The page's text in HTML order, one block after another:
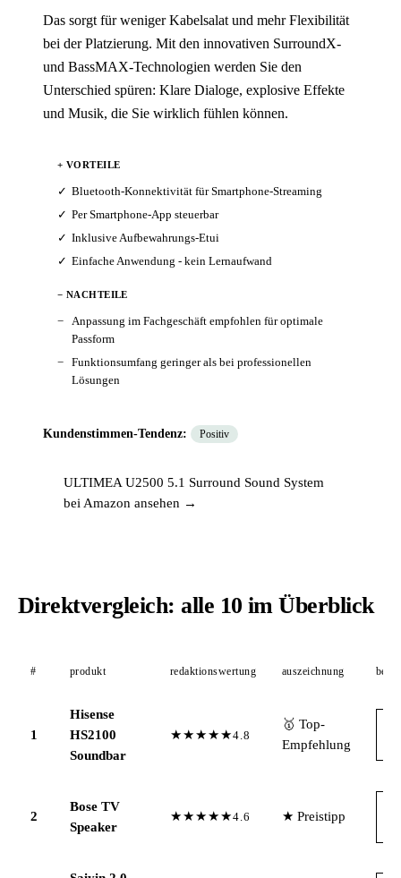
Das sorgt für weniger Kabelsalat und mehr Flexibilität
bei der Platzierung. Mit den innovativen SurroundX-
und BassMAX-Technologien werden Sie den
Unterschied spüren: Klare Dialoge, explosive Effekte
und Musik, die Sie wirklich fühlen können.
+ VORTEILE
Bluetooth-Konnektivität für Smartphone-Streaming
Per Smartphone-App steuerbar
Inklusive Aufbewahrungs-Etui
Einfache Anwendung - kein Lernaufwand
− NACHTEILE
Anpassung im Fachgeschäft empfohlen für optimale
Passform
Funktionsumfang geringer als bei professionellen
Lösungen
Kundenstimmen-Tendenz: Positiv
ULTIMEA U2500 5.1 Surround Sound System
bei Amazon ansehen →
Direktvergleich: alle 10 im Überblick
# produkt redaktionswertung auszeichnung bei
1
Hisense
HS2100
Soundbar
★★★★★4.8
🥇 Top-
Empfehlung
2
Bose TV
Speaker
★★★★★4.6 ★ Preistipp